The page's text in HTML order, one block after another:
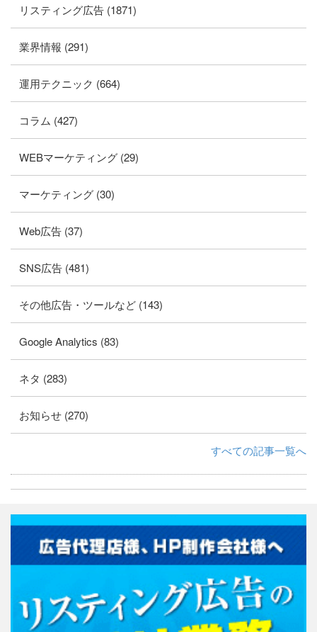
リスティング広告 (1871)
業界情報 (291)
運用テクニック (664)
コラム (427)
WEBマーケティング (29)
マーケティング (30)
Web広告 (37)
SNS広告 (481)
その他広告・ツールなど (143)
Google Analytics (83)
ネタ (283)
お知らせ (270)
すべての記事一覧へ